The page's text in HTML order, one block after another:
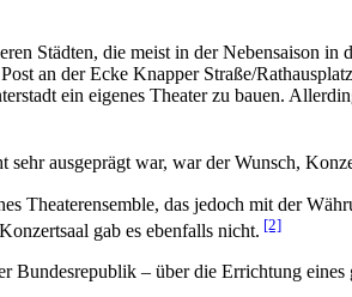
Städten, die meist in der Nebensaison
an der Ecke Knapper Straße/
ein eigenes Theater zu bauen.
ausgeprägt war, war der Wunsch,
Theaterensemble, das jedoch mit der
gab es ebenfalls nicht. [2]
Bundesrepublik – über die Errichtung